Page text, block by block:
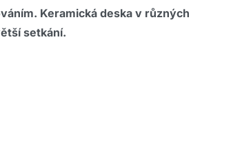
Keramická deska v různých
setkání.